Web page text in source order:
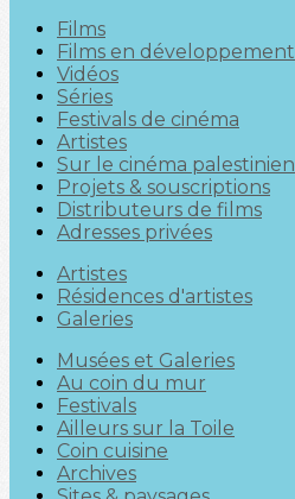
Films
Films en développement
Vidéos
Séries
Festivals de cinéma
Artistes
Sur le cinéma palestinien
Projets & souscriptions
Distributeurs de films
Adresses privées
Artistes
Résidences d'artistes
Galeries
Musées et Galeries
Au coin du mur
Festivals
Ailleurs sur la Toile
Coin cuisine
Archives